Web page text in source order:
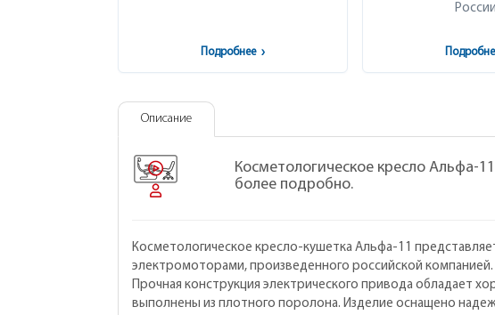
Подробнее ›
Описание
Косметологическое кресло Альфа-
более подробно.
Косметологическое кресло-кушетка Альфа-11
электромоторами, произведенного российской
Прочная конструкция электрического привода обладает
выполнены из плотного поролона. Изделие оснащено